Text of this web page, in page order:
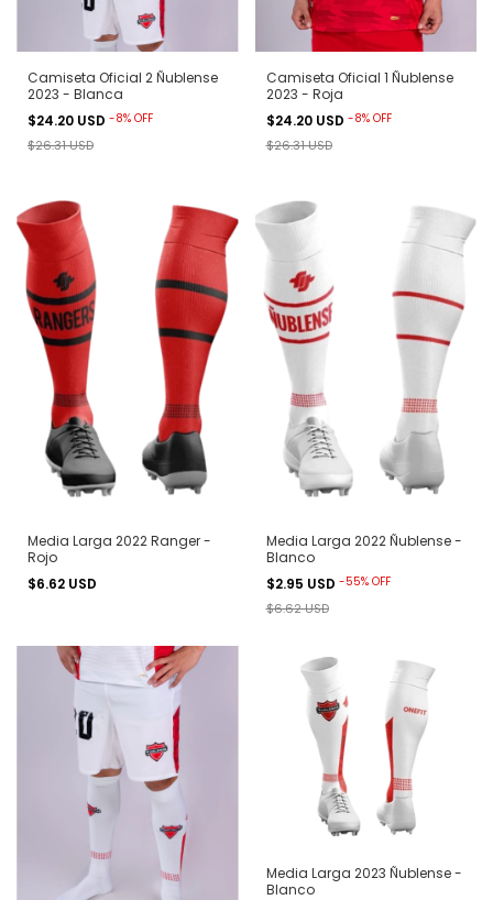
Camiseta Oficial 2 Ñublense
2023 - Blanca
$24.20 USD -8% OFF
$26.31 USD
Camiseta Oficial 1 Ñublense
2023 - Roja
$24.20 USD -8% OFF
$26.31 USD
Media Larga 2022 Ranger -
Rojo
$6.62 USD
Media Larga 2022 Ñublense -
Blanco
$2.95 USD -55% OFF
$6.62 USD
Media Larga 2023 Ñublense -
Blanco